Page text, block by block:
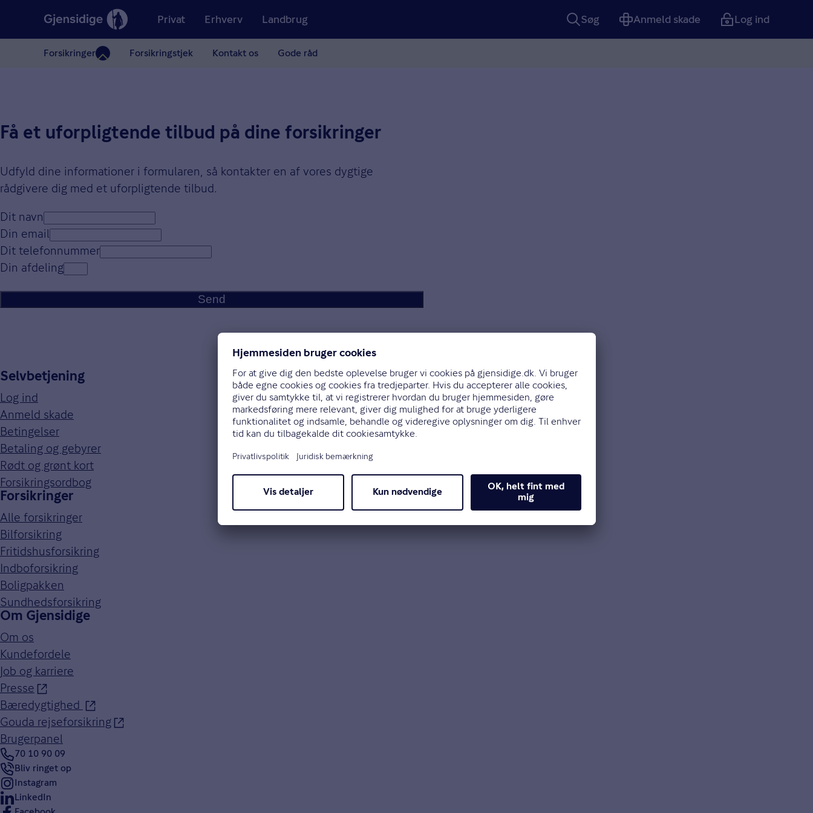
Privat
Forsikringer Forsikringstjek Kontakt os Gode råd
Erhverv Landbrug Søg Anmeld skade Log ind
Få et uforpligtende tilbud på dine forsikringer
Udfyld dine informationer i formularen, så kontakter en af vores dygtige
rådgivere dig med et uforpligtende tilbud.
Dit navn
Din email
Dit telefonnummer
Din afdeling
Send
Selvbetjening
Log ind
Anmeld skade
Betingelser
Betaling og gebyrer
Rødt og grønt kort
Forsikringsordbog
Forsikringer
Alle forsikringer
Bilforsikring
Fritidshusforsikring
Indboforsikring
Boligpakken
Sundhedsforsikring
Om Gjensidige
Om os
Kundefordele
Job og karriere
Presse
Bæredygtighed
Gouda rejseforsikring
Brugerpanel
70 10 90 09
Bliv ringet op
Instagram
LinkedIn